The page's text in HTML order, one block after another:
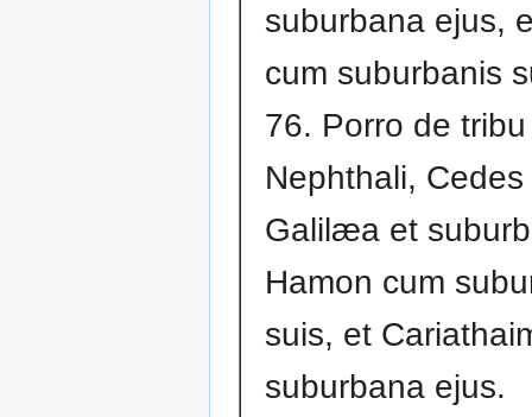
suburbana ejus,
cum suburbanis
76. Porro de tribu
Nephthali, Cedes
Galilæa et
Hamon cum
suis, et
suburbana ejus.